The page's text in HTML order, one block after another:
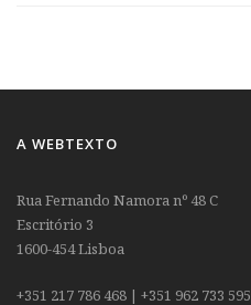
A WEBTEXTO
Rua Fernando Namora nº 48 C
Escritório 3
1600-454 Lisboa
+351 217 786 468 | +351 962 733 595